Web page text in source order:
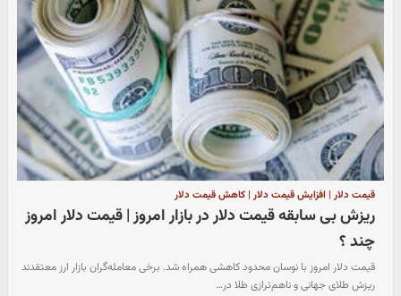
قیمت دلار | افزایش قیمت دلار | کاهش قیمت دلار
ریزش بی سابقه قیمت دلار در بازار امروز | قیمت دلار امروز
چند ؟
قیمت دلار امروز با نوسان محدود کاهشی همراه شد. برخی معامله‌گران بازار ارز معتقدند
ریزش طلای جهانی و ناهم‌ترازی طلا در…